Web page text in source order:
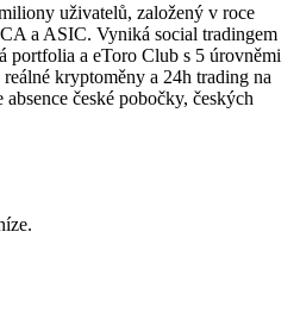
uživatelů, založený v roce
a ASIC. Vyniká social tradingem
a eToro Club s 5 úrovněmi
kryptoměny a 24h trading na
české pobočky, českých